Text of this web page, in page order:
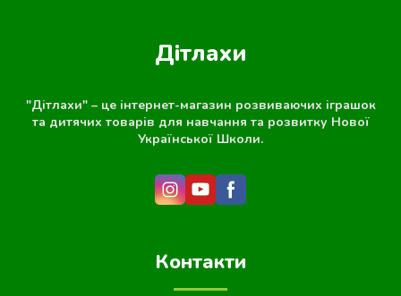
Дітлахи
"Дітлахи" – це інтернет-магазин розвиваючих іграшок
та дитячих товарів для навчання та розвитку Нової
Української Школи.
Контакти